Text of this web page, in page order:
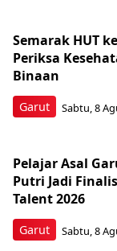
Garut
Semarak HUT
Periksa
Binaan
Sabtu, 8
Garut
Pelajar Asal
Putri Jadi
Talent 2026
Sabtu, 8